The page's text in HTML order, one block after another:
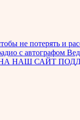
не потерять и
с автографом
НАШ САЙТ